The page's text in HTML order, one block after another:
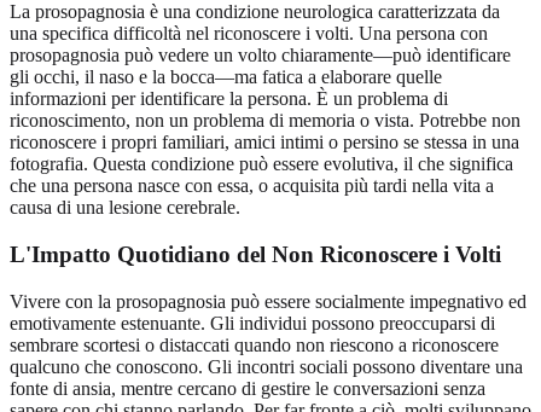
La prosopagnosia è una condizione neurologica caratterizzata da
una specifica difficoltà nel riconoscere i volti. Una persona con
prosopagnosia può vedere un volto chiaramente—può identificare
gli occhi, il naso e la bocca—ma fatica a elaborare quelle
informazioni per identificare la persona. È un problema di
riconoscimento, non un problema di memoria o vista. Potrebbe non
riconoscere i propri familiari, amici intimi o persino se stessa in una
fotografia. Questa condizione può essere evolutiva, il che significa
che una persona nasce con essa, o acquisita più tardi nella vita a
causa di una lesione cerebrale.
L'Impatto Quotidiano del Non Riconoscere i Volti
Vivere con la prosopagnosia può essere socialmente impegnativo ed
emotivamente estenuante. Gli individui possono preoccuparsi di
sembrare scortesi o distaccati quando non riescono a riconoscere
qualcuno che conoscono. Gli incontri sociali possono diventare una
fonte di ansia, mentre cercano di gestire le conversazioni senza